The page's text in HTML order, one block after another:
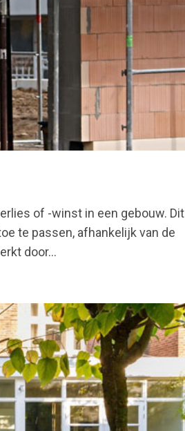
of -winst in een gebouw. Dit
te passen, afhankelijk van de
door...